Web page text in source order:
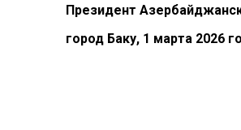
Президент
город Баку, 1 марта 2026